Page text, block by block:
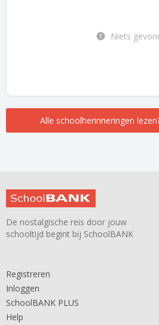
Niets
Alle schoolherinneringen
De nostalgische reis door jouw
schooltijd begint bij SchoolBANK
Registreren
Inloggen
SchoolBANK PLUS
Help